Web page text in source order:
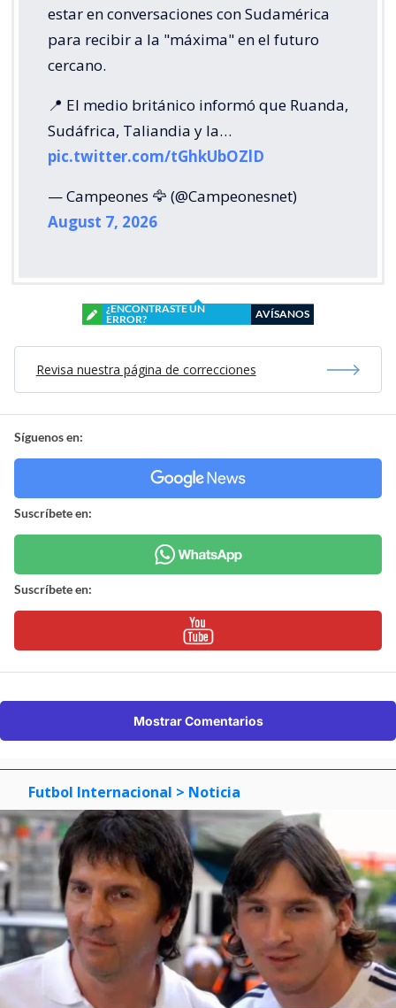
estar en conversaciones con Sudamérica
para recibir a la "máxima" en el futuro
cercano.
📍 El medio británico informó que Ruanda,
Sudáfrica, Taliandia y la…
pic.twitter.com/tGhkUbOZlD
— Campeones 🦅 (@Campeonesnet)
August 7, 2026
¿ENCONTRASTE UN
ERROR?
AVÍSANOS
Revisa nuestra página de correcciones
Síguenos en:
Suscríbete en:
Suscríbete en:
Mostrar Comentarios
Futbol Internacional > Noticia